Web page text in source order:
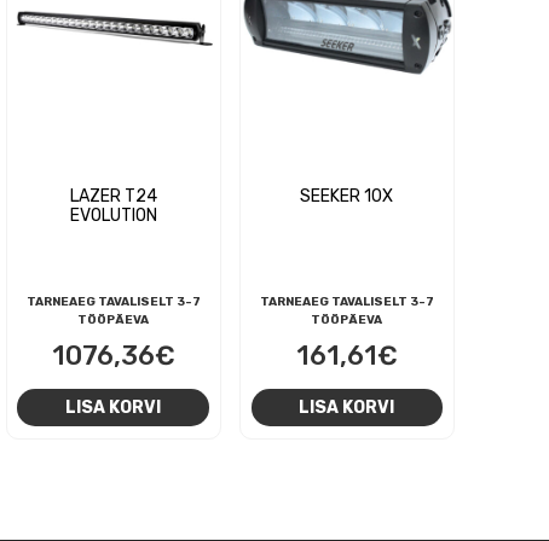
LAZER T24
EVOLUTION
TARNEAEG TAVALISELT 3-7
TÖÖPÄEVA
1076,36€
LISA KORVI
SEEKER 10X
TARNEAEG TAVALISELT 3-7
TÖÖPÄEVA
161,61€
LISA KORVI